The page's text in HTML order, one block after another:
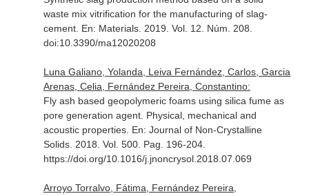
waste mix vitrification for the manufacturing of slag-
cement. En: Materials. 2019. Vol. 12. Núm. 208.
doi:10.3390/ma12020208
Luna Galiano, Yolanda, Leiva Fernández, Carlos, Garcia
Arenas, Celia, Fernández Pereira, Constantino:
Fly ash based geopolymeric foams using silica fume as
pore generation agent. Physical, mechanical and
acoustic properties. En: Journal of Non-Crystalline
Solids. 2018. Vol. 500. Pag. 196-204.
https://doi.org/10.1016/j.jnoncrysol.2018.07.069
Arroyo Torralvo, Fátima, Fernández Pereira,